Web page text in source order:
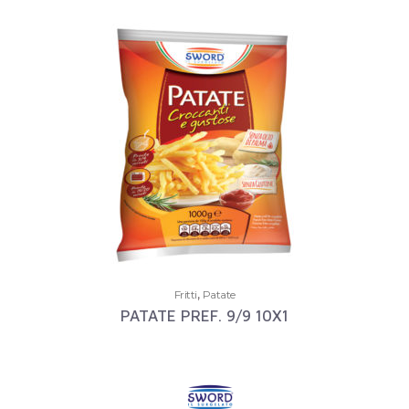
Fritti, Patate
PATATE PREF. 9/9 10X1